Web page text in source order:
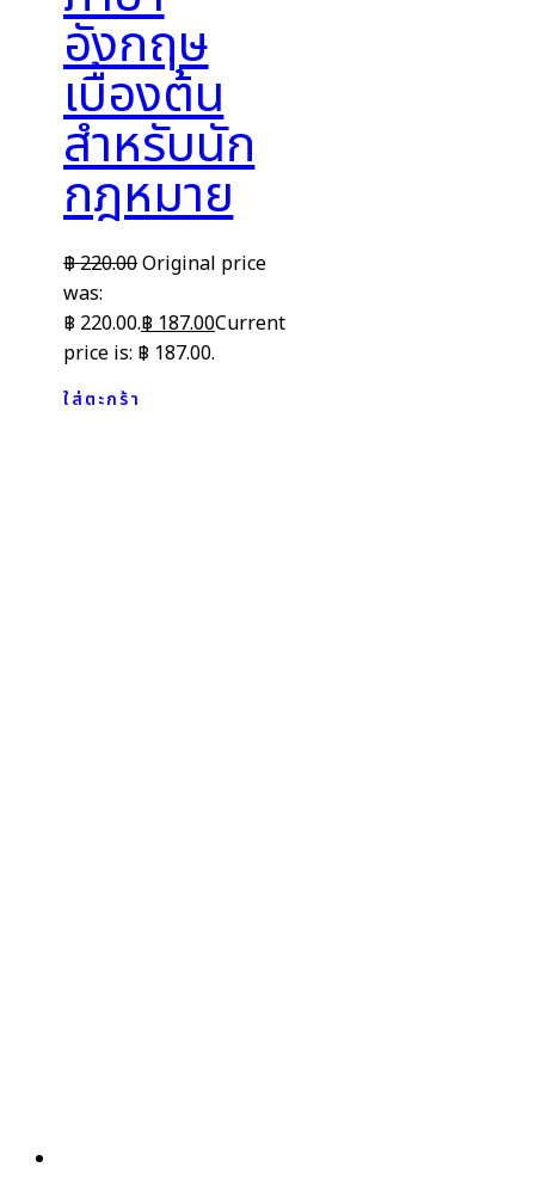
อังกฤษ
เบื้องต้น
สำหรับนัก
กฎหมาย
฿220.00Original price
was:
฿ 220.00.฿187.00Current
price is: ฿ 187.00.
ใส่ตะกร้า